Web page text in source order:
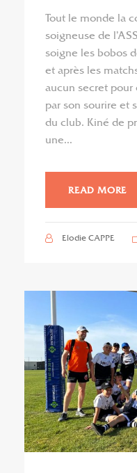
Tout le monde la
soigneuse de
soigne les bobos
et après les
aucun secret
par son sourire et
du club. Kiné de
une...
READ MORE
Elodie CAPPE